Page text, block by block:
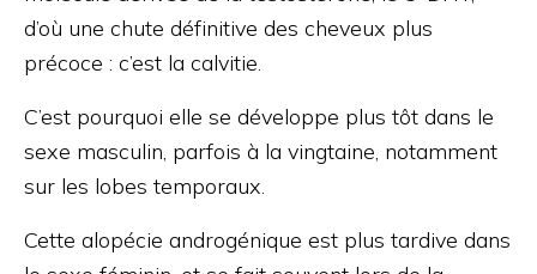
d’où une chute définitive des cheveux plus
précoce : c’est la calvitie.
C’est pourquoi elle se développe plus tôt dans le
sexe masculin, parfois à la vingtaine, notamment
sur les lobes temporaux.
Cette alopécie androgénique est plus tardive dans